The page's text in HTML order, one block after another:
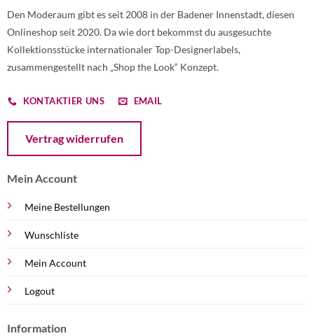
Den Moderaum gibt es seit 2008 in der Badener Innenstadt, diesen
Onlineshop seit 2020. Da wie dort bekommst du ausgesuchte
Kollektionsstücke internationaler Top-Designerlabels,
zusammengestellt nach „Shop the Look“ Konzept.
KONTAKTIER UNS EMAIL
Vertrag widerrufen
Mein Account
Meine Bestellungen
Wunschliste
Mein Account
Logout
Information